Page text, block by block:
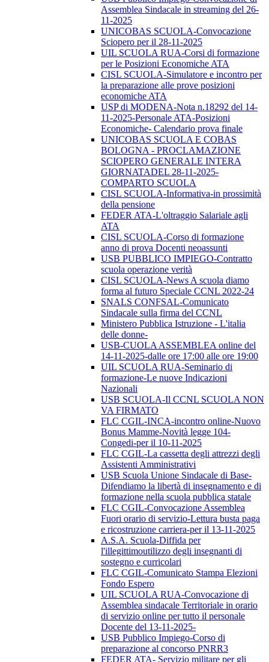
Assemblea Sindacale in streaming del 26-
11-2025
UNICOBAS SCUOLA-Convocazione
Sciopero per il 28-11-2025
UIL SCUOLA RUA-Corsi di formazione
per le Posizioni Economiche ATA
CISL SCUOLA-Simulatore e incontro per
la preparazione alle prove posizioni
economiche ATA
USP di MODENA-Nota n.18292 del 14-
11-2025-Personale ATA-Posizioni
Economiche- Calendario prova finale
UNICOBAS SCUOLA E COBAS
BOLOGNA - PROCLAMAZIONE
SCIOPERO GENERALE INTERA
GIORNATADEL 28-11-2025-
COMPARTO SCUOLA
CISL SCUOLA-Informativa-in prossimità
della pensione
FEDER ATA-L'oltraggio Salariale agli
ATA
CISL SCUOLA-Corso di formazione
anno di prova Docenti neoassunti
USB PUBBLICO IMPIEGO-Contratto
scuola operazione verità
CISL SCUOLA-News A scuola diamo
forma al futuro Speciale CCNL 2022-24
SNALS CONFSAL-Comunicato
Sindacale sulla firma del CCNL
Ministero Pubblica Istruzione - L'italia
delle donne-
USB-CUOLA ASSEMBLEA online del
14-11-2025-dalle ore 17:00 alle ore 19:00
UIL SCUOLA RUA-Seminario di
formazione-Le nuove Indicazioni
Nazionali
USB SCUOLA-Il CCNL SCUOLA NON
VA FIRMATO
FLC CGIL-INCA-incontro online-Nuovo
Bonus Mamme-Novità legge 104-
Congedi-per il 10-11-2025
FLC CGIL-La cassetta degli attrezzi degli
Assistenti Amministrativi
USB Scuola Unione Sindacale di Base-
Difendiamo la libertà di insegnamento e di
formazione nella scuola pubblica statale
FLC CGIL-Convocazione Assemblea
Fuori orario di servizio-Lettura busta paga
e ricostruzione carriera-per il 13-11-2025
A.S.A. Scuola-Diffida per
l'illegittimoutilizzo degli insegnanti di
sostegno e curricolari
FLC CGIL-Comunicato Stampa Elezioni
Fondo Espero
UIL SCUOLA RUA-Convocazione di
Assemblea sindacale Territoriale in orario
di servizio online per tutto il personale
Docente del 13-11-2025-
USB Pubblico Impiego-Corso di
preparazione al concorso PNRR3
FEDER ATA- Servizio militare per gli